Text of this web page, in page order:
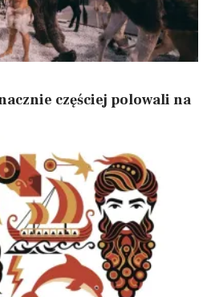
częściej polowali na